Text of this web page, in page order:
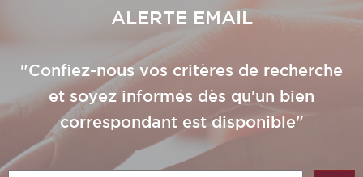
ALERTE EMAIL
"Confiez-nous vos critères de recherche
et soyez informés dès qu'un bien
correspondant est disponible"